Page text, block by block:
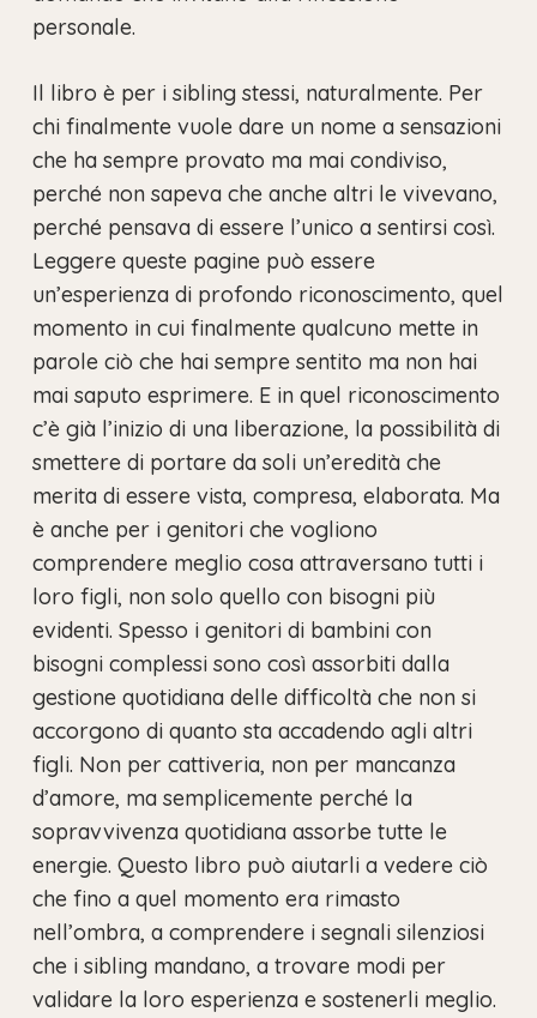
personale.
Il libro è per i sibling stessi, naturalmente. Per
chi finalmente vuole dare un nome a sensazioni
che ha sempre provato ma mai condiviso,
perché non sapeva che anche altri le vivevano,
perché pensava di essere l’unico a sentirsi così.
Leggere queste pagine può essere
un’esperienza di profondo riconoscimento, quel
momento in cui finalmente qualcuno mette in
parole ciò che hai sempre sentito ma non hai
mai saputo esprimere. E in quel riconoscimento
c’è già l’inizio di una liberazione, la possibilità di
smettere di portare da soli un’eredità che
merita di essere vista, compresa, elaborata. Ma
è anche per i genitori che vogliono
comprendere meglio cosa attraversano tutti i
loro figli, non solo quello con bisogni più
evidenti. Spesso i genitori di bambini con
bisogni complessi sono così assorbiti dalla
gestione quotidiana delle difficoltà che non si
accorgono di quanto sta accadendo agli altri
figli. Non per cattiveria, non per mancanza
d’amore, ma semplicemente perché la
sopravvivenza quotidiana assorbe tutte le
energie. Questo libro può aiutarli a vedere ciò
che fino a quel momento era rimasto
nell’ombra, a comprendere i segnali silenziosi
che i sibling mandano, a trovare modi per
validare la loro esperienza e sostenerli meglio.